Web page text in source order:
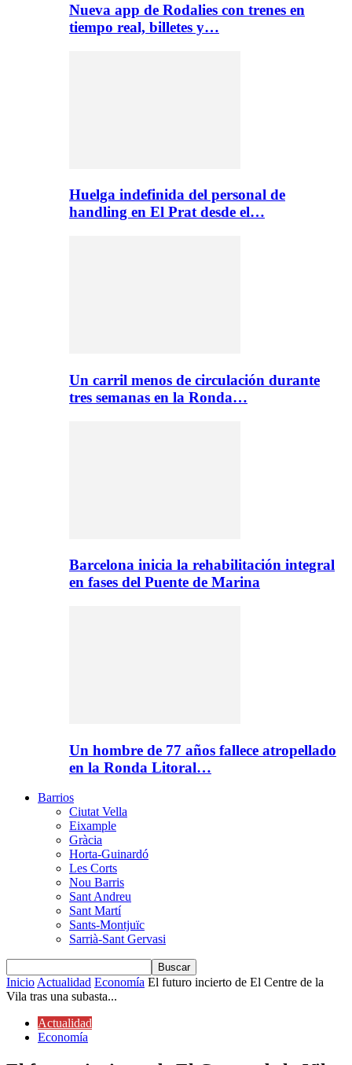
Nueva app de Rodalies con trenes en
tiempo real, billetes y…
Huelga indefinida del personal de
handling en El Prat desde el…
Un carril menos de circulación durante
tres semanas en la Ronda…
Barcelona inicia la rehabilitación integral
en fases del Puente de Marina
Un hombre de 77 años fallece atropellado
en la Ronda Litoral…
Barrios
Ciutat Vella
Eixample
Gràcia
Horta-Guinardó
Les Corts
Nou Barris
Sant Andreu
Sant Martí
Sants-Montjuïc
Sarrià-Sant Gervasi
InicioActualidad Economía El futuro incierto de El Centre de la
Vila tras una subasta...
Actualidad
Economía